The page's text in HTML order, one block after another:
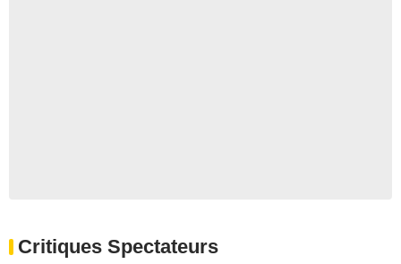
Critiques Spectateurs